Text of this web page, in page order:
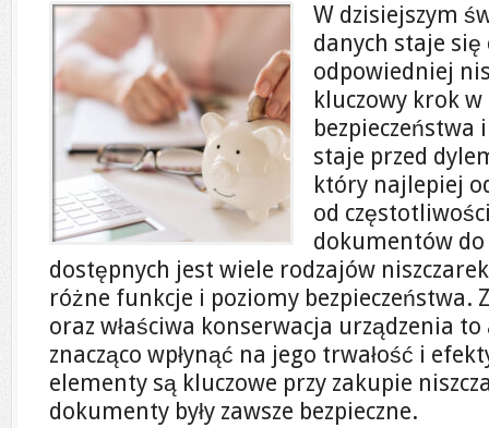
W dzisiejszym
danych staje
odpowiedniej
kluczowy krok
staje przed
który najlepiej
od
dokumentów do
dostępnych jest wiele rodzajów
różne funkcje i poziomy bezpieczeństwa.
oraz właściwa konserwacja urządzenia
znacząco wpłynąć na jego trwałość i
elementy są kluczowe przy zakupie
dokumenty były zawsze bezpieczne.